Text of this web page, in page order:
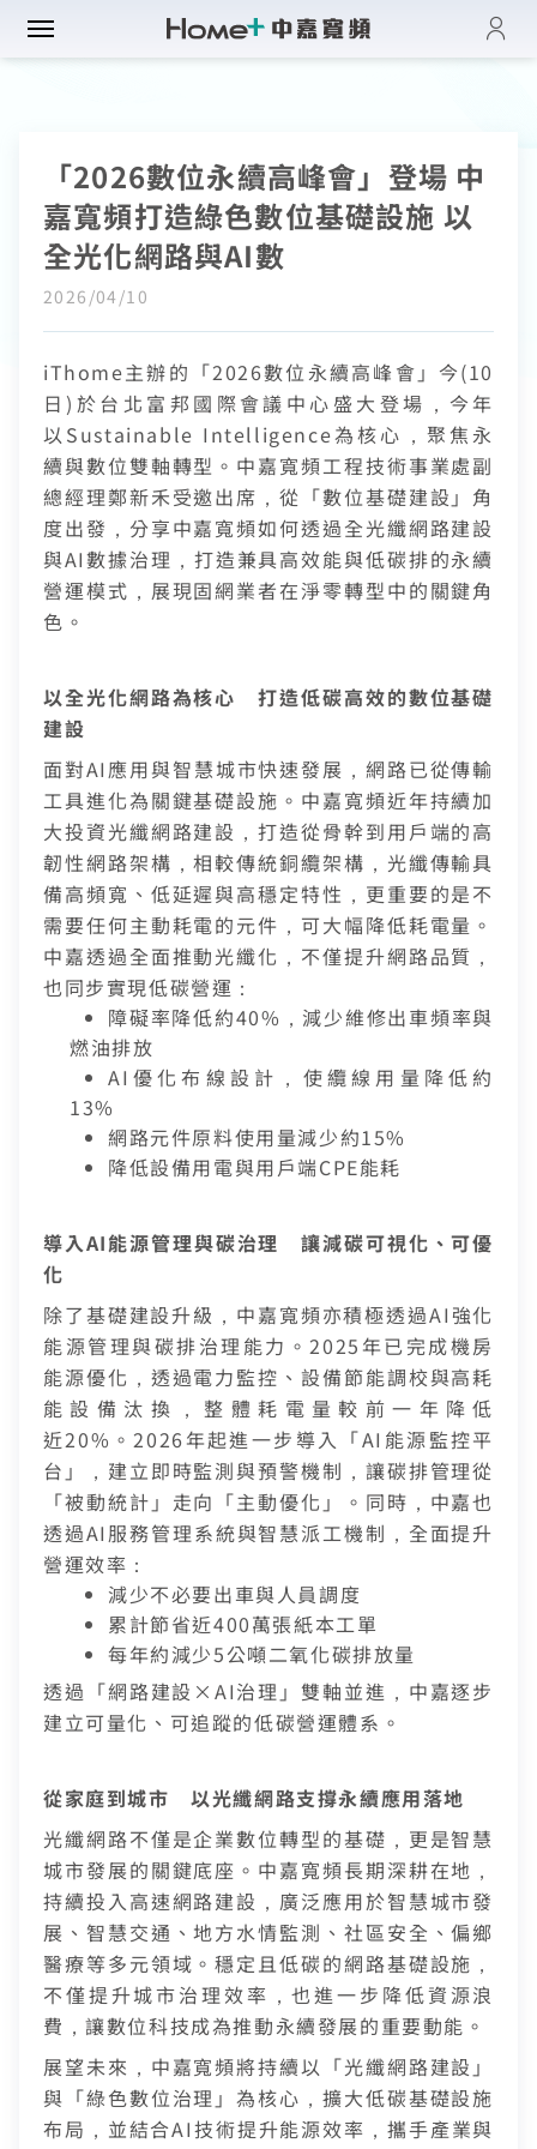
年短約
系列方案
約申請
值服務
壢平鎮觀音
纖限時優惠
霸方案
生活方案
流自由配
創！計量光纖
系列方案
品介紹
裝查詢
全戶通
路品質
速測試
動看DAZN
流影音介紹
門付費頻道
位有線電視
視節目表
慧生活家電
進度查詢
「2026數位永續高峰會」登場 中
嘉寬頻打造綠色數位基礎設施 以
全光化網路與AI數
2026/04/10
iThome主辦的「2026數位永續高峰會」今(10
日 ) 於台北富邦國際會議中心盛大登場，今年
以 Sustainable Intelligence為核心，聚焦永
續與數位雙軸轉型。中嘉寬頻工程技術事業處副
總經理鄭新禾受邀出席，從「數位基礎建設」角
度出發，分享中嘉寬頻如何透過全光纖網路建設
與AI數據治理，打造兼具高效能與低碳排的永續
營運模式，展現固網業者在淨零轉型中的關鍵角
色。
以全光化網路為核心 打造低碳高效的數位基礎
建設
面對AI 應用與智慧城市快速發展，網路已從傳輸
工具進化為關鍵基礎設施。中嘉寬頻近年持續加
大投資光纖網路建設，打造從骨幹到用戶端的高
韌性網路架構，相較傳統銅纜架構，光纖傳輸具
備高頻寬、低延遲與高穩定特性，更重要的是不
需要任何主動耗電的元件，可大幅降低耗電量 。
中嘉透過全面推動光纖化，不僅提升網路品質，
也同步實現低碳營運：
障礙率降低約40%，減少維修出車頻率與
燃油排放
AI優化布線設計，使纜線用量降低約
13%
網路元件原料使用量減少約15%
降低設備用電與用戶端CPE能耗
導入AI能源管理與碳治理 讓減碳可視化、可優
化
除了基礎建設升級，中嘉寬頻亦積極透過AI強化
能源管理與碳排治理能力。2025 年已完成機房
能源優化，透過電力監控、設備節能調校與高耗
能設備汰換，整體耗電量較前一年降低
近20% 。2026年起進一步導入「AI 能源監控平
台」，建立即時監測與預警機制，讓碳排管理從
「被動統計」走向「主動優化」。同時，中嘉也
透過AI 服務管理系統與智慧派工機制，全面提升
營運效率：
減少不必要出車與人員調度
累計節省近400萬張紙本工單
每年約減少5公噸二氧化碳排放量
透過「網路建設× AI治理」雙軸並進，中嘉逐步
建立可量化、可追蹤的低碳營運體系。
從家庭到城市 以光纖網路支撐永續應用落地
光纖網路不僅是企業數位轉型的基礎，更是智慧
城市發展的關鍵底座 。 中嘉寬頻長期深耕在地，
持續投入高速網路建設 ，廣泛應用於智慧城市發
展、智慧交通、地方水情監測、社區安全、偏鄉
醫療等多元領域。穩定且低碳的網路基礎設施，
不僅提升城市治理效率，也進一步降低資源浪
費，讓數位科技成為推動永續發展的重要動能。
展望未來，中嘉寬頻將持續以「光纖網路建設」
與「綠色數位治理」為核心，擴大低碳基礎設施
布局，並結合AI技術提升能源效率，攜手產業與
訂戶編號
驗證碼
登入
中嘉會員登入
如有任何問題請洽客服專線 412-8811(手機請加區碼)
中嘉寬頻會員登入
身分證字號
驗證碼
登入
訪客查詢帳單繳費
合作業者客戶發票查詢
如有任何問題請洽客服專線 412-8811(手機請加區碼)
合約剩餘6個月內才可進行續約，如要選購更多元豐富的
服務，歡迎前往加值服務訂購。
如對續約有任何問題，前往專人與我聯繫。
返回前頁
前往加值服務
您的區域符合光紀元（光纖到府申辦資格），可
享有相同價格的最高品質網路服務
前往申辦
如有疑問請洽詢服務專線 412-8811(手機請加區
碼)
我知道了
我知道了
我知道了
頁面將會轉導至「財政部電子發票整合服務平台」進行
取消
去歸戶
你的裝機區域正在進行臨時維修，若你裝置所遇到的問題無
法獲得解決，請前往線上留言留下資料。
了解並關閉
線上留言
查無行動電話資料，請先至『用戶資料變更』補上行動電話
資料後，再進行簡訊帳單申請
取消
變更資料
我知道了
中嘉寬頻LINE好友募集中
加入好友並完成手機綁定，​
即享專屬綁定優惠好禮！​
【專屬服務】
查詢帳單、線上繳費
智能客服、障礙報修
掃描QR Code完成手機綁定！
LINE 對話框輸入「綁定贈好禮」
或等待系統自動發送的訊息
點選「點我完成手機綁定」
好禮將於 7 日後發送給您！
【專屬服務】
智能客服、障礙報修